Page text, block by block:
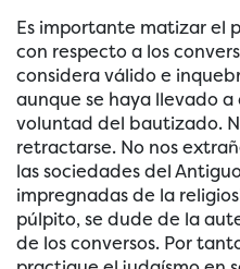
Es importante matizar el
con respecto a los
considera válido e
aunque se haya llevado
voluntad del bautizado.
retractarse. No nos
las sociedades del
impregnadas de la
púlpito, se dude de la
de los conversos. Por